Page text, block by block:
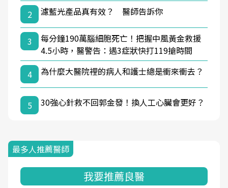
2
濾藍光產品真有效？ 醫師告訴你
3
每分鐘190萬腦細胞死亡！把握中風黃金救援
4.5小時，醫警告：遇3症狀快打119搶時間
4
為什麼大醫院裡的病人和護士總是衝來衝去？
5 30強心針救不回郭金發！換人工心臟會更好？
最多人推薦醫師
我要推薦良醫